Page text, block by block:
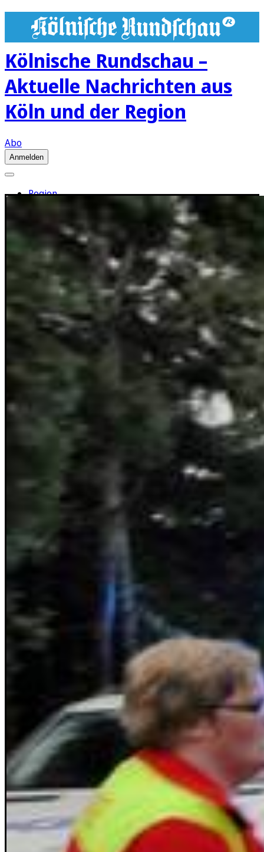
Kölnische Rundschau –
Aktuelle Nachrichten aus
Köln und der Region
Abo
Anmelden
Region
1. FC Köln
Erleben
Ratgeber
Aus aller Welt
Wirtschaft
Newsletter
E-Paper